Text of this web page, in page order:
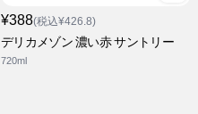
¥388(税込¥426.8)
デリカメゾン 濃い赤 サントリー
720ml